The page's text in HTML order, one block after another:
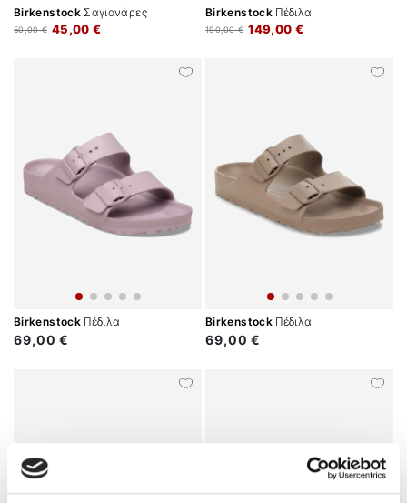
BirkenstockΣαγιονάρες
45,00 €
50,00 €
BirkenstockΠέδιλα
149,00 €
190,00 €
BirkenstockΠέδιλα
69,00 €
BirkenstockΠέδιλα
69,00 €